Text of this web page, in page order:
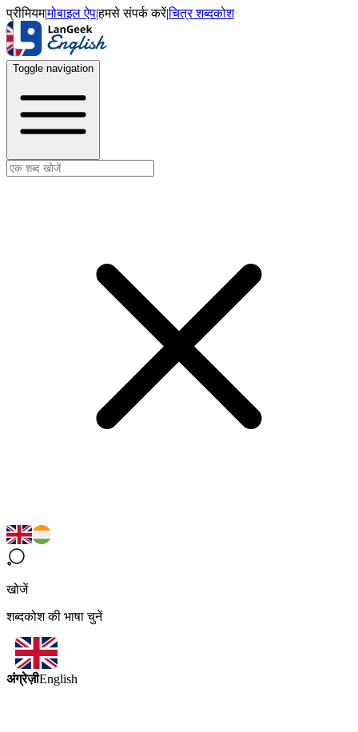
प्रीमियम|मोबाइल ऐप|हमसे संपर्क करें|चित्र शब्दकोश
Toggle navigation
खोजें
शब्दकोश की भाषा चुनें
अंग्रेज़ीEnglish